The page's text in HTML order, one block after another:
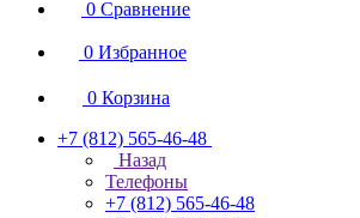
0 Сравнение
0 Избранное
0 Корзина
+7 (812) 565-46-48
Назад
Телефоны
+7 (812) 565-46-48